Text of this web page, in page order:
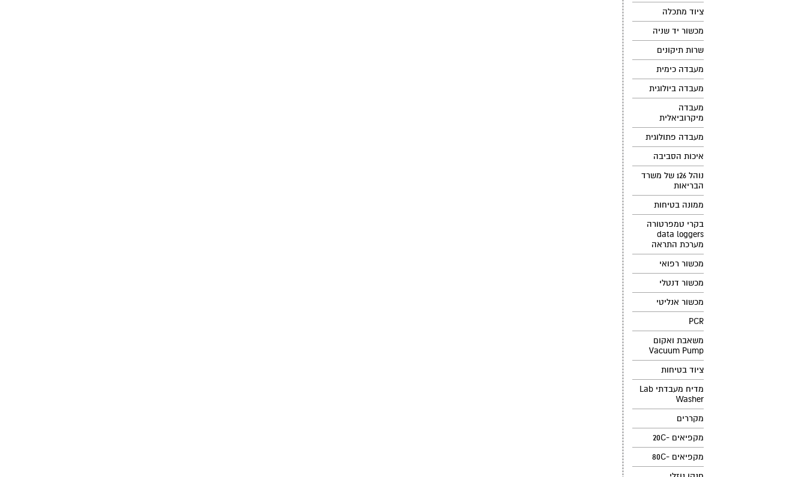
ציוד מתכלה
מכשור יד שניה
שרות תיקונים
מעבדה כימית
מעבדה ביולוגית
מעבדה
מיקרוביאלית
מעבדה פתולוגית
איכות הסביבה
נוהל 126 של משרד
הבריאות
ממונה בטיחות
בקרי טמפרטורה
data loggers
מערכת התראה
מכשור רפואי
מכשור דנטלי
מכשור אנליטי
PCR
משאבת ואקום
Vacuum Pump
ציוד בטיחות
מדיח מעבדתי Lab
Washer
מקררים
מקפיאים -20C
מקפיאים -80C